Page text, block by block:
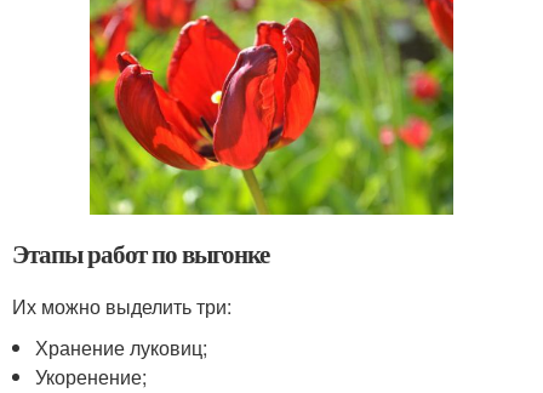
Этапы работ по выгонке
Их можно выделить три:
Хранение луковиц;
Укоренение;